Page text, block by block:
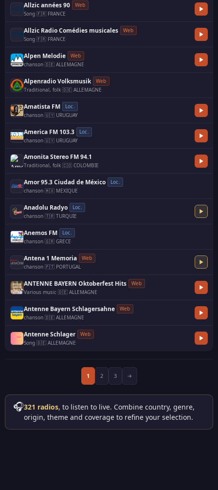
Allzic années 90
Web
Song·🇫🇷 FRANCE
Allzic Radio Comédies musicales
Web
Song·🇫🇷 FRANCE·
Alpen Melodie
Web
chanson·🇩🇪 ALLEMAGNE·
Alpenradio Volksmusik
Web
Traditional, folk·🇩🇪 ALLEMAGNE·
Amatista FM
Loc.
chanson·🇺🇾 URUGUAY
America FM 103.3
Loc.
chanson·🇺🇾 URUGUAY
Amonita Stereo FM 94.1
Traditional, folk·🇨🇴 COLOMBIE
Amor 95.3 Ciudad de México
Loc.
chanson·🇲🇽 MEXIQUE
Anadolu Radyo
Loc.
chanson·🇹🇷 TURQUIE
Anemos FM
Loc.
chanson·🇬🇷 GRECE·
Antena 1 Memoria
Web
chanson·🇵🇹 PORTUGAL
ANTENNE BAYERN Oktoberfest Hits
Web
Various music·🇩🇪 ALLEMAGNE·
Antenne Bayern Schlagersahne
Web
chanson·🇩🇪 ALLEMAGNE
Antenne Schlager
Web
Song·🇩🇪 ALLEMAGNE·
1 2 3 →
🎧321 radios, to listen to live. Combine country, genre,
origin, theme and coverage to refine your selection.